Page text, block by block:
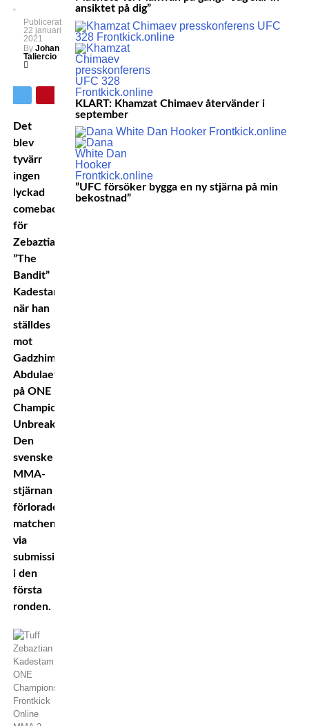
Publicerat
22 januari
2021
By Johan
Taliercio
Det
blev
tyvärr
ingen
lyckad
comeback
för
Zebaztian
”The
Bandit”
Kadestam
när han
ställdes
mot
Gadzhimurad
Abdulaev
på ONE
Championship:
Unbreakable.
Den
svenske
MMA-
stjärnan
förlorade
matchen
via
submission
i den
första
ronden.
ansiktet på dig”
KLART: Khamzat Chimaev återvänder i
september
”UFC försöker bygga en ny stjärna på min
bekostnad”